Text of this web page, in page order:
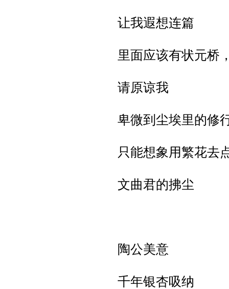
让我遐想连篇
里面应该有状元桥
请原谅我
卑微到尘埃里的修
只能想象用繁花去
文曲君的拂尘
陶公美意
千年银杏吸纳